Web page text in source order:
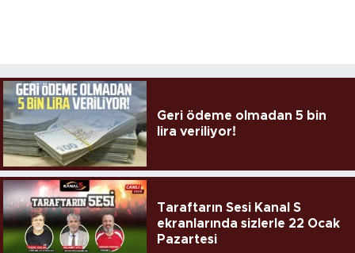
Geri ödeme olmadan 5 bin
lira veriliyor!
Taraftarın Sesi Kanal S
ekranlarında sizlerle 22 Ocak
Pazartesi